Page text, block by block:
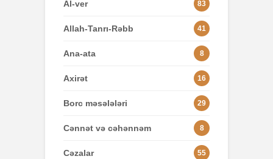
Al-ver 83
Allah-Tanrı-Rəbb 41
Ana-ata 8
Axirət 16
Borc məsələləri 29
Cənnət və cəhənnəm 8
Cəzalar 55